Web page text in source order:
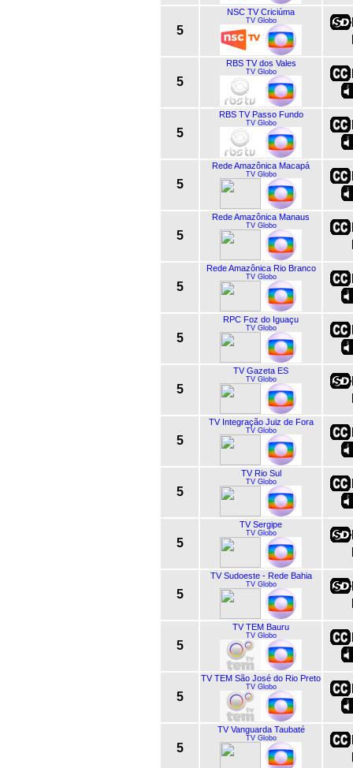
5
NSC TV Criciúma
TV Globo
5
RBS TV dos Vales
TV Globo
5
RBS TV Passo Fundo
TV Globo
5
Rede Amazônica Macapá
TV Globo
5
Rede Amazônica Manaus
TV Globo
5
Rede Amazônica Rio Branco
TV Globo
5
RPC Foz do Iguaçu
TV Globo
5
TV Gazeta ES
TV Globo
5
TV Integração Juiz de Fora
TV Globo
5
TV Rio Sul
TV Globo
5
TV Sergipe
TV Globo
5
TV Sudoeste - Rede Bahia
TV Globo
5
TV TEM Bauru
TV Globo
5
TV TEM São José do Rio Preto
TV Globo
5
TV Vanguarda Taubaté
TV Globo